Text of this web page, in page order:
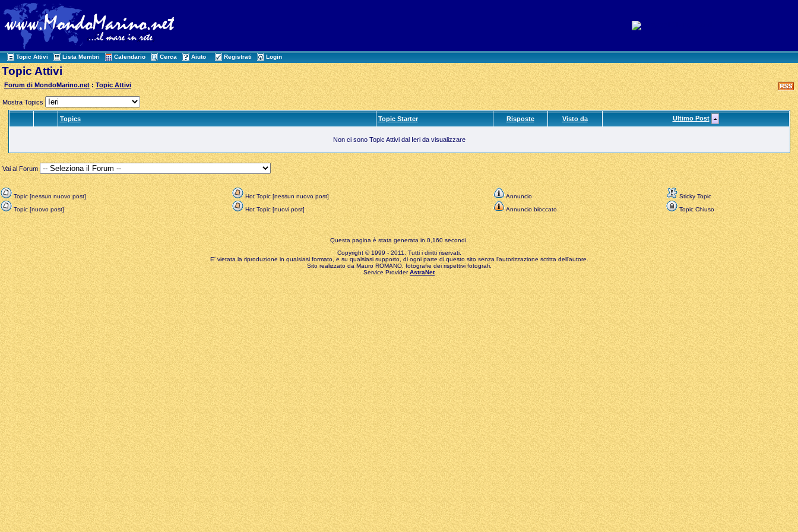
Topic Attivi Lista Membri Calendario Cerca Aiuto Registrati Login
Topic Attivi
Forum di MondoMarino.net :Topic Attivi
Mostra Topics
Topics Topic Starter Risposte Visto da Ultimo Post
Non ci sono Topic Attivi dal Ieri da visualizzare
Vai al Forum
Topic [nessun nuovo post] Hot Topic [nessun nuovo post] Annuncio
Sticky Topic
Topic [nuovo post]
Hot Topic [nuovi post] Annuncio bloccato Topic Chiuso
Questa pagina è stata generata in 0,160 secondi.
Copyright © 1999 - 2011. Tutti i diritti riservati.
E' vietata la riproduzione in qualsiasi formato, e su qualsiasi supporto, di ogni parte di questo sito senza l'autorizzazione scritta dell'autore.
Sito realizzato da Mauro ROMANO, fotografie dei rispettivi fotografi.
Service ProviderAstraNet